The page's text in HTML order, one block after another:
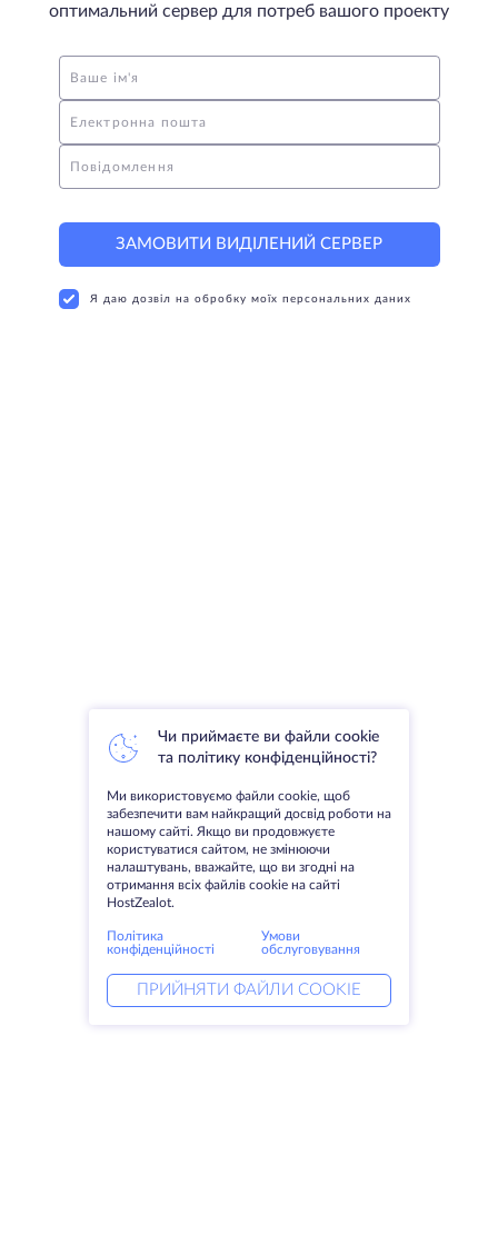
оптимальний сервер для потреб вашого проекту
Ваше ім'я
Електронна пошта
Повідомлення
ЗАМОВИТИ ВИДІЛЕНИЙ СЕРВЕР
Я даю дозвіл на обробку моїх персональних даних
Чи приймаєте ви файли cookie
та політику конфіденційності?
Ми використовуємо файли cookie, щоб
забезпечити вам найкращий досвід роботи на
нашому сайті. Якщо ви продовжуєте
користуватися сайтом, не змінюючи
налаштувань, вважайте, що ви згодні на
отримання всіх файлів cookie на сайті
HostZealot.
Політика
конфіденційності
Умови
обслуговування
ПРИЙНЯТИ ФАЙЛИ COOKIE